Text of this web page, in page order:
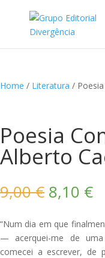
Home / Literatura /
Poesia
Alberto
9,00€ O
preço
original
era:
9,00 €.
8,10 €O
é:
“Num dia em que
— acerquei-me de
comecei a escrever, de